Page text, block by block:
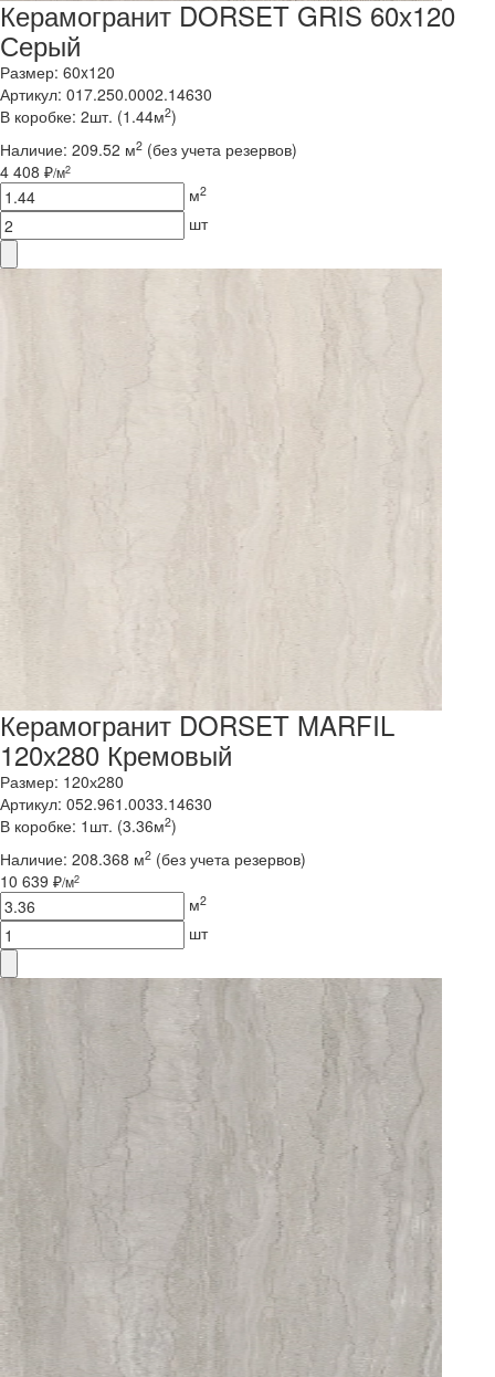
Керамогранит DORSET GRIS 60х120
Серый
Размер: 60x120
Артикул: 017.250.0002.14630
В коробке: 2шт. (1.44м2)
Наличие: 209.52 м2 (без учета резервов)
4 408 ₽/м2
м2
шт
Керамогранит DORSET MARFIL
120х280 Кремовый
Размер: 120х280
Артикул: 052.961.0033.14630
В коробке: 1шт. (3.36м2)
Наличие: 208.368 м2 (без учета резервов)
10 639 ₽/м2
м2
шт